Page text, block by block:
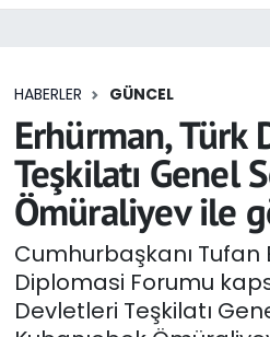
HABERLER GÜNCEL
Erhürman, Türk
Teşkilatı Genel
Ömüraliyev ile
Cumhurbaşkanı
Diplomasi Forumu
Devletleri Teşkilatı
Eğitim
Ekonomi
Foto Galeri
GEZİ
Güncel
Tüm Manşetler
Son Dakika Haberleri
Haber Arşivi